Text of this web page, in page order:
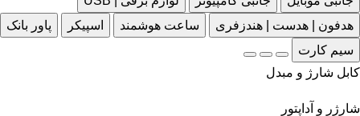
هدفون | هدست | هندزفری
ساعت هوشمند اسپیکر
پاور بانک
سیم کارت
کابل شارژ و مبدل
شارژر و آداپتور